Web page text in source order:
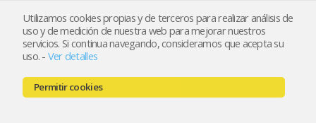
Utilizamos cookies propias y de terceros para realizar análisis de
uso y de medición de nuestra web para mejorar nuestros
servicios. Si continua navegando, consideramos que acepta su
uso. - Ver detalles
Permitir cookies
Registrarse Mi cuenta
666521122 // 654999333